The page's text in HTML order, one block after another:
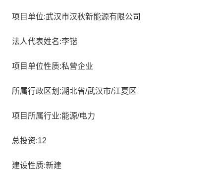
项目单位:武汉市汉秋新能源有限公司
法人代表姓名:李锴
项目单位性质:私营企业
所属行政区划:湖北省/武汉市/江夏区
项目所属行业:能源/电力
总投资:12
建设性质:新建